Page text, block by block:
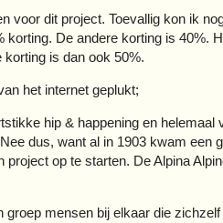
voor dit project. Toevallig kon ik
korting. De andere korting is 40%.
is dan ook 50%.
het internet geplukt;
hip & happening en
dus, want al in 1903 kwam een
project op te starten. De Alpina
groep mensen bij elkaar die